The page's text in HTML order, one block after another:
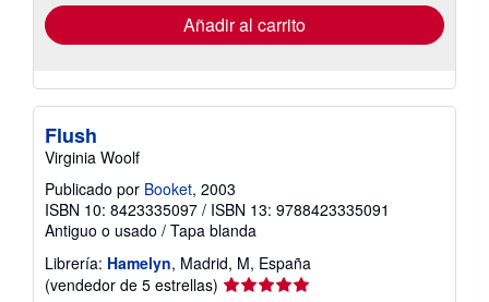
envío
Añadir al carrito
Flush
Virginia Woolf
Publicado por Booket, 2003
ISBN 10: 8423335097 / ISBN 13: 9788423335091
Antiguo o usado / Tapa blanda
Librería: Hamelyn, Madrid, M, España
(vendedor de 5 estrellas) Calificación